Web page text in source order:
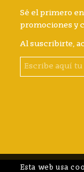
Sé el primero
promociones y
Al suscribirte,
Esta web usa